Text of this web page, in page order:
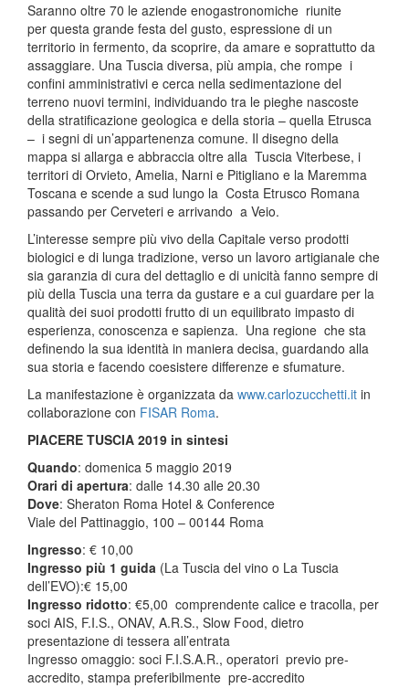
Saranno oltre 70 le aziende enogastronomiche riunite
per questa grande festa del gusto, espressione di un
territorio in fermento, da scoprire, da amare e soprattutto da
assaggiare. Una Tuscia diversa, più ampia, che rompe i
confini amministrativi e cerca nella sedimentazione del
terreno nuovi termini, individuando tra le pieghe nascoste
della stratificazione geologica e della storia – quella Etrusca
­– i segni di un’appartenenza comune. Il disegno della
mappa si allarga e abbraccia oltre alla Tuscia Viterbese, i
territori di Orvieto, Amelia, Narni e Pitigliano e la Maremma
Toscana e scende a sud lungo la Costa Etrusco Romana
passando per Cerveteri e arrivando a Veio.
L’interesse sempre più vivo della Capitale verso prodotti
biologici e di lunga tradizione, verso un lavoro artigianale che
sia garanzia di cura del dettaglio e di unicità fanno sempre di
più della Tuscia una terra da gustare e a cui guardare per la
qualità dei suoi prodotti frutto di un equilibrato impasto di
esperienza, conoscenza e sapienza. Una regione che sta
definendo la sua identità in maniera decisa, guardando alla
sua storia e facendo coesistere differenze e sfumature.
La manifestazione è organizzata da www.carlozucchetti.it in
collaborazione con FISAR Roma.
PIACERE TUSCIA 2019 in sintesi
Quando: domenica 5 maggio 2019
Orari di apertura: dalle 14.30 alle 20.30
Dove: Sheraton Roma Hotel & Conference
Viale del Pattinaggio, 100 – 00144 Roma
Ingresso: € 10,00
Ingresso più 1 guida (La Tuscia del vino o La Tuscia
dell’EVO):€ 15,00
Ingresso ridotto: €5,00 comprendente calice e tracolla, per
soci AIS, F.I.S., ONAV, A.R.S., Slow Food, dietro
presentazione di tessera all’entrata
Ingresso omaggio: soci F.I.S.A.R., operatori previo pre-
accredito, stampa preferibilmente pre-accredito